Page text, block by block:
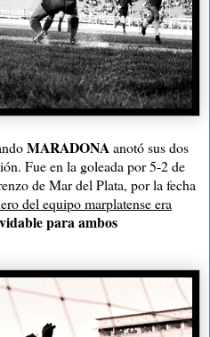
MARADONAanotó sus dos
Fue en la goleada por 5-2 de
de Mar del Plata, por la fecha
del equipo marplatense era
para ambos